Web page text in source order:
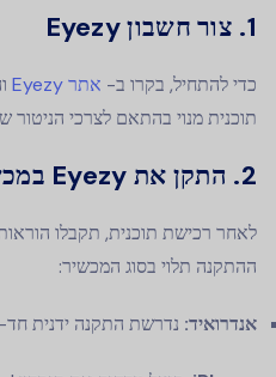
1. צור חשבון Eyezy
כדי להתחיל, בקרו ב- אתר Eyezy
תוכנית מנוי בהתאם לצרכי הניטור
2. התקן את Eyezy במכשיר היעד
ההתקנה תלוי בסוג המכשיר:
אנדרואיד: נדרשת התקנה ידנית